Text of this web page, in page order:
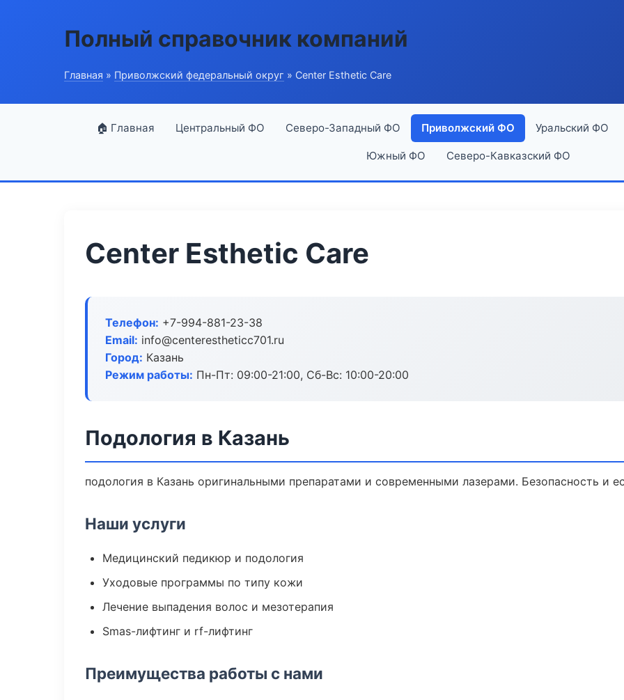
Полный справочник компаний
Главная » Приволжский федеральный округ » Center Esthetic Care
🏠 Главная Центральный ФО Северо-Западный ФО Приволжский ФО Уральский ФО
Южный ФО Северо-Кавказский ФО
Center Esthetic Care
Телефон: +7-994-881-23-38
Email: info@centerestheticc701.ru
Город: Казань
Режим работы: Пн-Пт: 09:00-21:00, Сб-Вс: 10:00-20:00
Подология в Казань
подология в Казань оригинальными препаратами и современными лазерами. Безопасность и
Наши услуги
Медицинский педикюр и подология
Уходовые программы по типу кожи
Лечение выпадения волос и мезотерапия
Smas-лифтинг и rf-лифтинг
Преимущества работы с нами